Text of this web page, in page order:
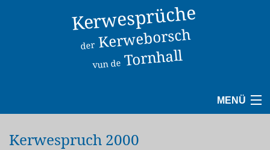
Kerwesprüche
derKerweborsch
vun deTornhall
MENÜ
Kerwespruch 2000